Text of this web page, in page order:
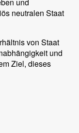
und
neutralen Staat
von Staat
und
Ziel, dieses